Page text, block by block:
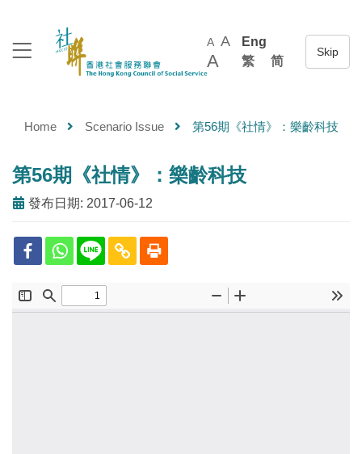
A A
A
Eng
繁
简
Home Scenario Issue 第56期《社情》：樂齡科技
第56期《社情》：樂齡科技
發布日期: 2017-06-12